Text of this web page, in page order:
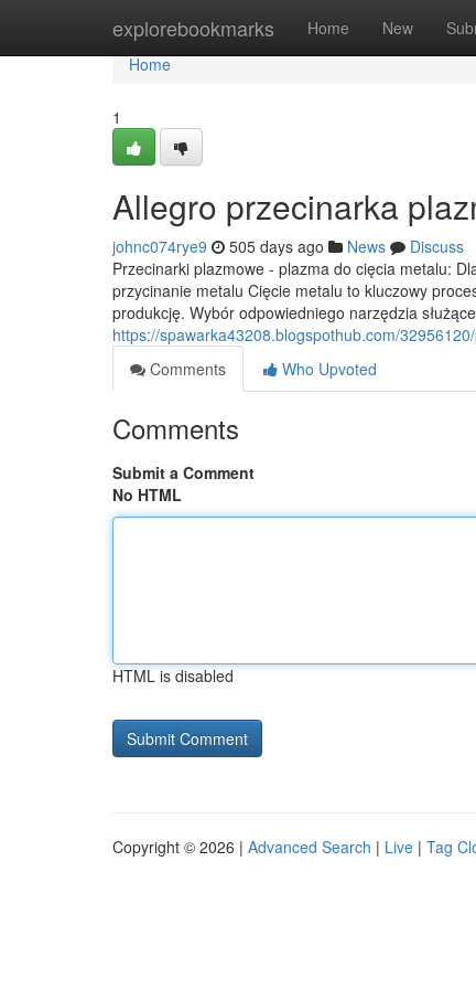
explorebookmarks Home New
Home
Home
1
Allegro przecinarka
johnc074rye9 505 days ago News
Discuss
Przecinarki plazmowe - plazma do cięcia metalu:
przycinanie metalu Cięcie metalu to kluczowy
produkcję. Wybór odpowiedniego narzędzia
https://spawarka43208.blogspothub.com/
Comments
Who Upvoted
Comments
Submit a Comment
No HTML
HTML is disabled
Copyright © 2026 | Advanced Search | Live | Tag